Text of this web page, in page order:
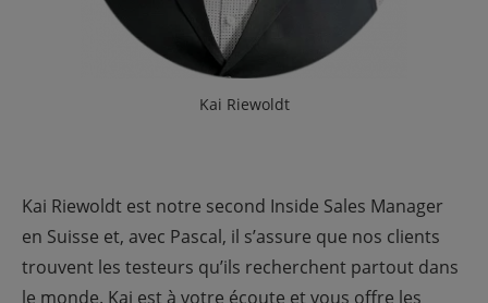
Kai Riewoldt
Kai Riewoldt est notre second Inside Sales Manager
en Suisse et, avec Pascal, il s’assure que nos clients
trouvent les testeurs qu’ils recherchent partout dans
le monde. Kai est à votre écoute et vous offre les